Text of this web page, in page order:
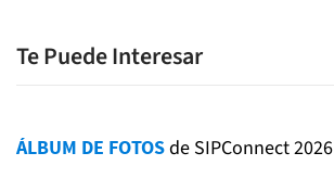
Te Puede Interesar
ÁLBUM DE FOTOSde SIPConnect 2026